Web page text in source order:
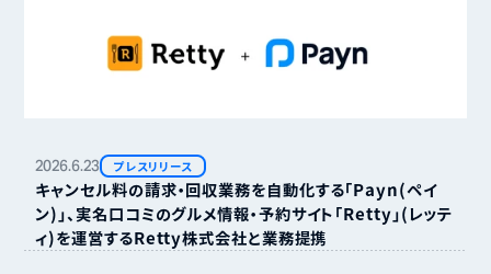
2026.6.23 プレスリリース
キャンセル料の請求・回収業務を自動化する「Payn（ペイ
ン）」、実名口コミのグルメ情報・予約サイト「Retty」（レッテ
ィ）を運営するRetty株式会社と業務提携